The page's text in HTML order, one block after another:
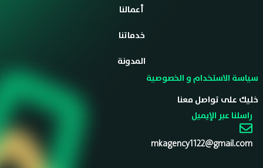
أعمالنا
خدماتنا
المدونة
سياسة الاستخدام و الخصوصية
خليك على تواصل معنا
راسلنا عبر الإيميل
mkagency1122@gmail.com